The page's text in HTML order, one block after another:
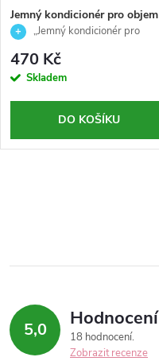
Jemný kondicionér pro objem
vlasů-RE/START-Volume-
„Jemný kondicionér pro
470 Kč
Skladem
DO KOŠÍKU
5,0
18 hodnocení
Zobrazit recenze